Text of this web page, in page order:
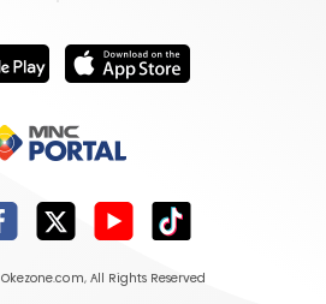
Okezone.com, All Rights Reserved